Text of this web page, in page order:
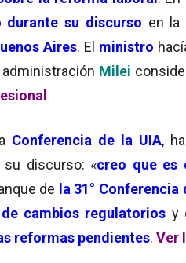
su discurso en la
Aires. El ministro
Milei
Conferencia de la UIA,
su discurso: «creo que es
de la 31° Conferencia
cambios regulatorios y
reformas pendientes. Ver